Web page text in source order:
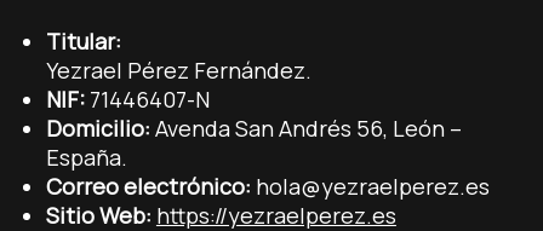
Titular:
Yezrael Pérez Fernández.
NIF:71446407-N
Domicilio: Avenda San Andrés 56, León –
España.
Correo electrónico: hola@yezraelperez.es
Sitio Web: https://yezraelperez.es